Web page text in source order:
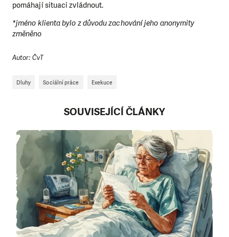
pomáhají situaci zvládnout.
*jméno klienta bylo z důvodu zachování jeho anonymity
změněno
Autor: ČvT
Dluhy Sociální práce Exekuce
SOUVISEJÍCÍ ČLÁNKY